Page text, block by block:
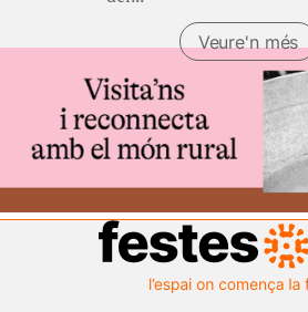
Veure'n més